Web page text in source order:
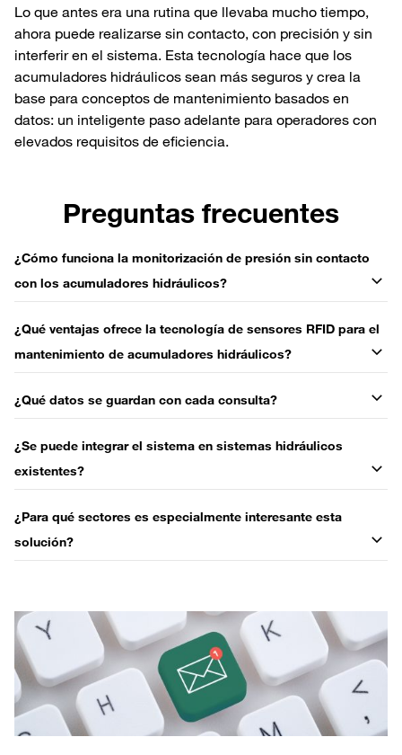
Lo que antes era una rutina que llevaba mucho tiempo,
ahora puede realizarse sin contacto, con precisión y sin
interferir en el sistema. Esta tecnología hace que los
acumuladores hidráulicos sean más seguros y crea la
base para conceptos de mantenimiento basados en
datos: un inteligente paso adelante para operadores con
elevados requisitos de eficiencia.
Preguntas frecuentes
¿Cómo funciona la monitorización de presión sin contacto
con los acumuladores hidráulicos?
¿Qué ventajas ofrece la tecnología de sensores RFID para el
mantenimiento de acumuladores hidráulicos?
¿Qué datos se guardan con cada consulta?
¿Se puede integrar el sistema en sistemas hidráulicos
existentes?
¿Para qué sectores es especialmente interesante esta
solución?